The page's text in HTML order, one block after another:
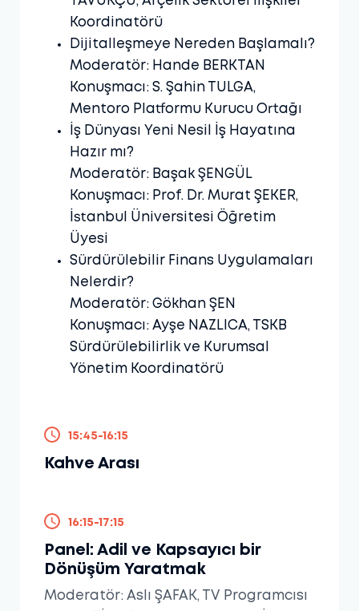
Koordinatörü
Dijitalleşmeye Nereden Başlamalı?
Moderatör: Hande BERKTAN
Konuşmacı: S. Şahin TULGA,
Mentoro Platformu Kurucu Ortağı
İş Dünyası Yeni Nesil İş Hayatına
Hazır mı?
Moderatör: Başak ŞENGÜL
Konuşmacı: Prof. Dr. Murat ŞEKER,
İstanbul Üniversitesi Öğretim
Üyesi
Sürdürülebilir Finans Uygulamaları
Nelerdir?
Moderatör: Gökhan ŞEN
Konuşmacı: Ayşe NAZLICA, TSKB
Sürdürülebilirlik ve Kurumsal
Yönetim Koordinatörü
15:45-16:15
Kahve Arası
16:15-17:15
Panel: Adil ve Kapsayıcı bir
Dönüşüm Yaratmak
Moderatör: Aslı ŞAFAK, TV Programcısı